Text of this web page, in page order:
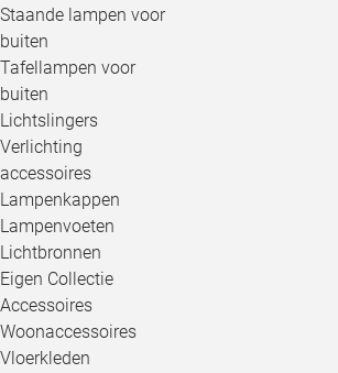
Staande lampen voor
buiten
Tafellampen voor
buiten
Lichtslingers
Verlichting
accessoires
Lampenkappen
Lampenvoeten
Lichtbronnen
Eigen Collectie
Accessoires
Woonaccessoires
Vloerkleden